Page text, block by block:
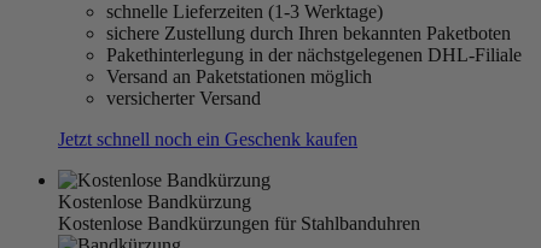
schnelle Lieferzeiten (1-3 Werktage)
sichere Zustellung durch Ihren bekannten Paketboten
Pakethinterlegung in der nächstgelegenen DHL-Filiale
Versand an Paketstationen möglich
versicherter Versand
Jetzt schnell noch ein Geschenk kaufen
Kostenlose Bandkürzung
Kostenlose Bandkürzungen für Stahlbanduhren